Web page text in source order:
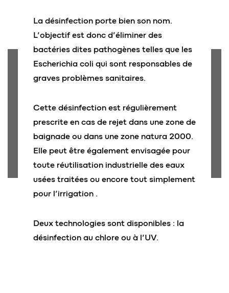
La désinfection porte bien son nom.
L’objectif est donc d’éliminer des
bactéries dites pathogènes telles que les
Escherichia coli qui sont responsables de
graves problèmes sanitaires.
Cette désinfection est régulièrement
prescrite en cas de rejet dans une zone de
baignade ou dans une zone natura 2000.
Elle peut être également envisagée pour
toute réutilisation industrielle des eaux
usées traitées ou encore tout simplement
pour l’irrigation .
Deux technologies sont disponibles : la
désinfection au chlore ou à l’UV.